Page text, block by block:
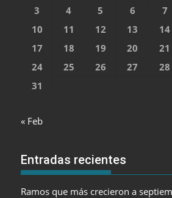
3
4 5 6 7
10
11 12 13 14
17
18 19 20 21
24
25 26 27 28
31
« Feb
Entradas recientes
Ramos que más crecieron a